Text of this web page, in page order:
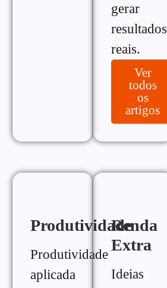
gerar
resultados
reais.
Ver
todos
os
artigos
Produtividade
Produtividade
aplicada
Renda
Extra
Ideias